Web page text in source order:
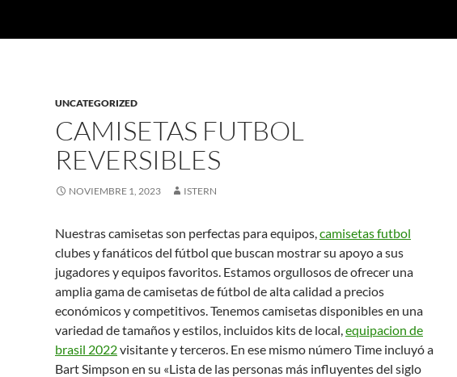
UNCATEGORIZED
CAMISETAS FUTBOL
REVERSIBLES
NOVIEMBRE 1, 2023 ISTERN
Nuestras camisetas son perfectas para equipos,camisetas futbol
clubes y fanáticos del fútbol que buscan mostrar su apoyo a sus
jugadores y equipos favoritos. Estamos orgullosos de ofrecer una
amplia gama de camisetas de fútbol de alta calidad a precios
económicos y competitivos. Tenemos camisetas disponibles en una
variedad de tamaños y estilos, incluidos kits de local,equipacion de
brasil 2022visitante y terceros. En ese mismo número Time incluyó a
Bart Simpson en su «Lista de las personas más influyentes del siglo